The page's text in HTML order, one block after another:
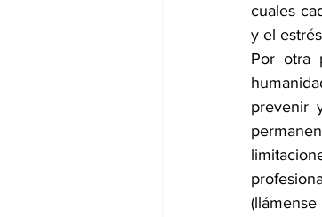
cuales
y el
Por otra
prevenir